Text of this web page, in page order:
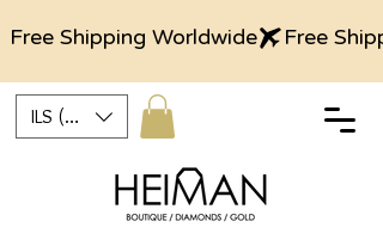
Free Shipping Worldwide
ILS (₪)